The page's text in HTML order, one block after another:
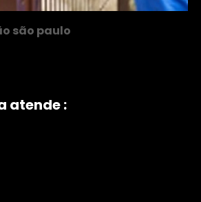
são paulo
atende :